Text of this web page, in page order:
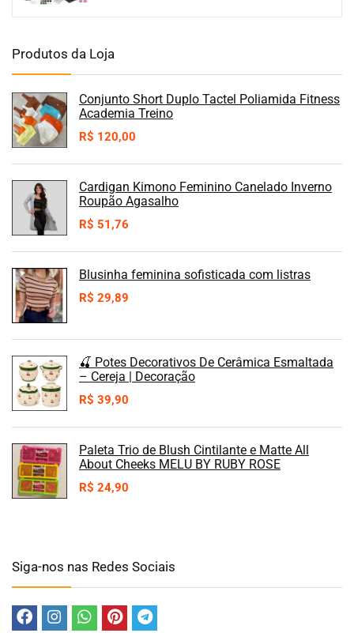
Produtos da Loja
Conjunto Short Duplo Tactel Poliamida Fitness
Academia Treino
R$ 120,00
Cardigan Kimono Feminino Canelado Inverno
Roupão Agasalho
R$ 51,76
Blusinha feminina sofisticada com listras
R$ 29,89
🍒 Potes Decorativos De Cerâmica Esmaltada
– Cereja | Decoração
R$ 39,90
Paleta Trio de Blush Cintilante e Matte All
About Cheeks MELU BY RUBY ROSE
R$ 24,90
Siga-nos nas Redes Sociais